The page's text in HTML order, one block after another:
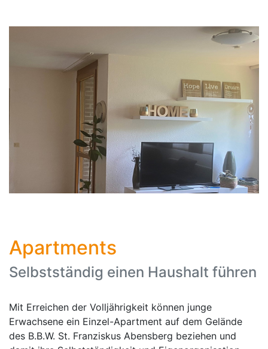
Apartments
Selbstständig einen Haushalt führen
Mit Erreichen der Volljährigkeit können junge
Erwachsene ein Einzel-Apartment auf dem Gelände
des B.B.W. St. Franziskus Abensberg beziehen und